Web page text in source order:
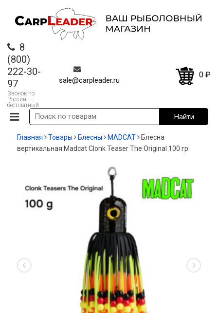
8
(800)
222-30-
97
Звонок по
России —
бесплатный
sale@carpleader.ru
0 ₽
Главная Товары Блесны MADCAT
Блесна
вертикальная Madcat Clonk Teaser The Original 100 гр.